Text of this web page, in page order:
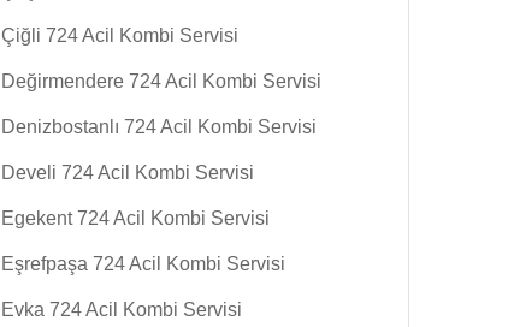
Çiğli 724 Acil Kombi Servisi
Değirmendere 724 Acil Kombi Servisi
Denizbostanlı 724 Acil Kombi Servisi
Develi 724 Acil Kombi Servisi
Egekent 724 Acil Kombi Servisi
Eşrefpaşa 724 Acil Kombi Servisi
Evka 724 Acil Kombi Servisi